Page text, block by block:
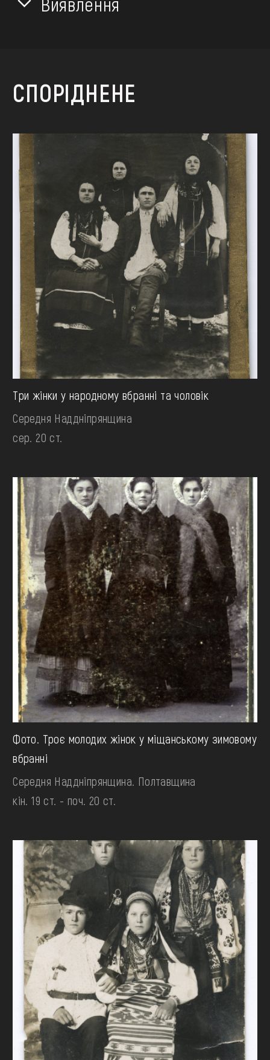
СПОРІДНЕНЕ
Три жінки у народному вбранні та чоловік
Середня Наддніпрянщина
сер. 20 ст.
Фото. Троє молодих жінок у міщанському зимовому
вбранні
Середня Наддніпрянщина. Полтавщина
кін. 19 ст. - поч. 20 ст.